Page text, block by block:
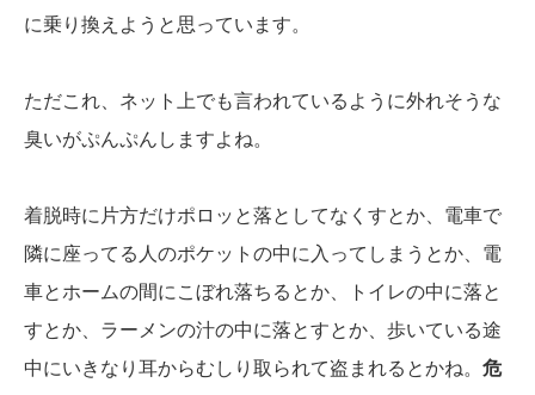
に乗り換えようと思っています。
ただこれ、ネット上でも言われているように外れそうな
臭いがぷんぷんしますよね。
着脱時に片方だけポロッと落としてなくすとか、電車で
隣に座ってる人のポケットの中に入ってしまうとか、電
車とホームの間にこぼれ落ちるとか、トイレの中に落と
すとか、ラーメンの汁の中に落とすとか、歩いている途
中にいきなり耳からむしり取られて盗まれるとかね。 危